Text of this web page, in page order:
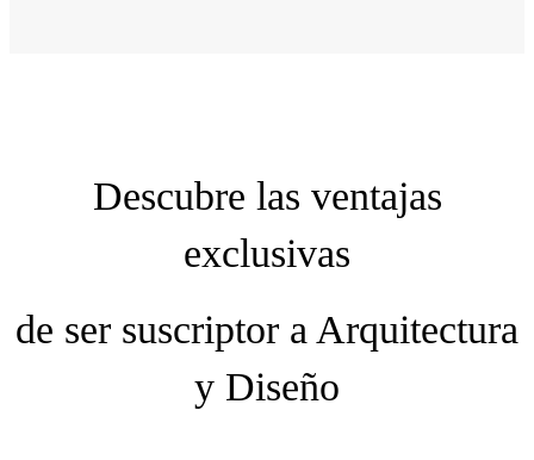
Descubre las ventajas
exclusivas
de ser suscriptor a Arquitectura
y Diseño